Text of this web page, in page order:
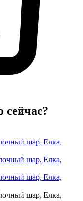
сейчас?